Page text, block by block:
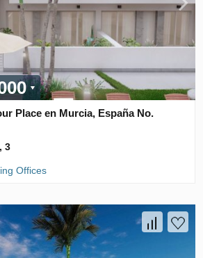
Place en Murcia, España No.
3
Offices